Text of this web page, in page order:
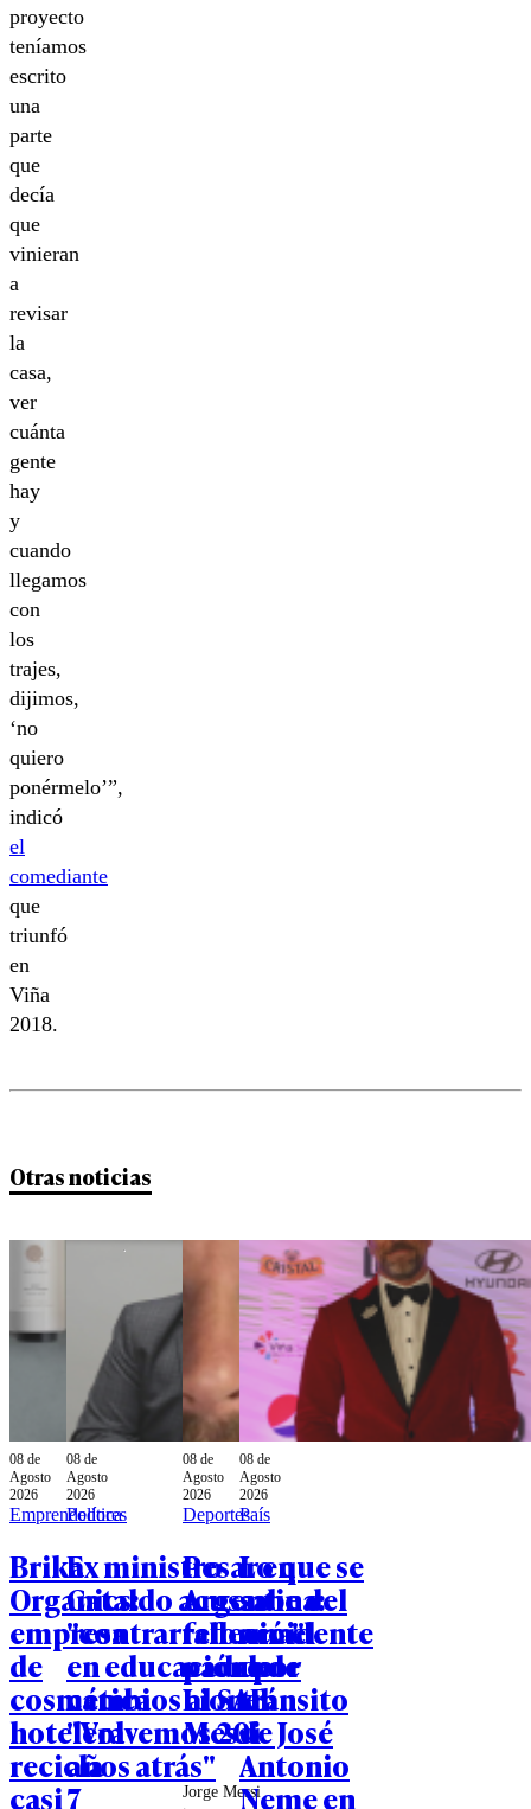
proyecto
teníamos
escrito
una
parte
que
decía
que
vinieran
a
revisar
la
casa,
ver
cuánta
gente
hay
y
cuando
llegamos
con
los
trajes,
dijimos,
‘no
quiero
ponérmelo’”,
indicó
el
comediante
que
triunfó
en
Viña
2018.
Otras noticias
08 de
Agosto
2026
Emprendedores
Brika
Organics:
empresa
de
cosmética
hotelera
recicla
casi 7
08 de
Agosto
2026
Política
Ex ministro
Cataldo acusa
"contrarreforma"
en educación por
cambios al SAE:
"Volvemos 20
años atrás"
08 de
Agosto
2026
Deportes
Pesar en
Argentina:
falleció el
padre de
Lionel
Messi
Jorge Messi
08 de
Agosto
2026
País
Lo que se
sabe del
accidente
de
tránsito
de José
Antonio
Neme en